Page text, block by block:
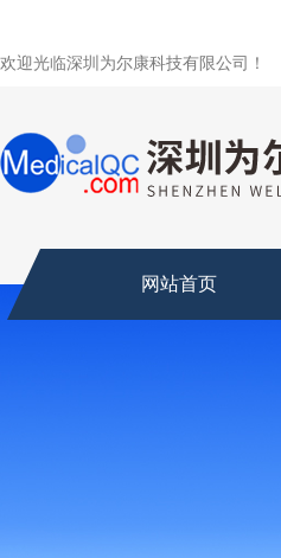
欢迎光临深圳为尔康科技有限公司！
网站首页